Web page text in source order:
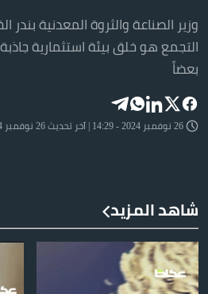
وزير الصناعة والثروة المعدنية
التجمع هو خلق بيئة استثمارية
بعضاً
شاهد المزيد